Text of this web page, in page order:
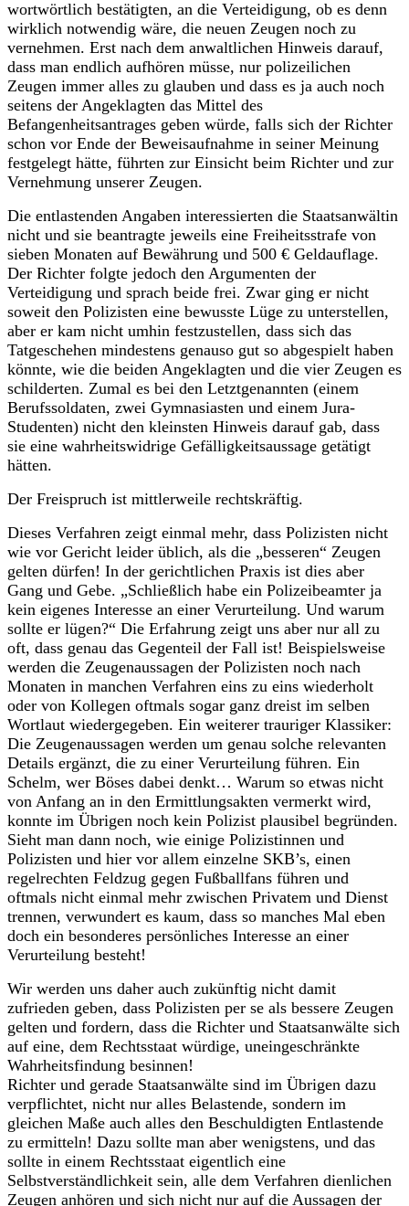
wortwörtlich bestätigten, an die Verteidigung, ob es denn
wirklich notwendig wäre, die neuen Zeugen noch zu
vernehmen. Erst nach dem anwaltlichen Hinweis darauf,
dass man endlich aufhören müsse, nur polizeilichen
Zeugen immer alles zu glauben und dass es ja auch noch
seitens der Angeklagten das Mittel des
Befangenheitsantrages geben würde, falls sich der Richter
schon vor Ende der Beweisaufnahme in seiner Meinung
festgelegt hätte, führten zur Einsicht beim Richter und zur
Vernehmung unserer Zeugen.
Die entlastenden Angaben interessierten die Staatsanwältin
nicht und sie beantragte jeweils eine Freiheitsstrafe von
sieben Monaten auf Bewährung und 500 € Geldauflage.
Der Richter folgte jedoch den Argumenten der
Verteidigung und sprach beide frei. Zwar ging er nicht
soweit den Polizisten eine bewusste Lüge zu unterstellen,
aber er kam nicht umhin festzustellen, dass sich das
Tatgeschehen mindestens genauso gut so abgespielt haben
könnte, wie die beiden Angeklagten und die vier Zeugen es
schilderten. Zumal es bei den Letztgenannten (einem
Berufssoldaten, zwei Gymnasiasten und einem Jura-
Studenten) nicht den kleinsten Hinweis darauf gab, dass
sie eine wahrheitswidrige Gefälligkeitsaussage getätigt
hätten.
Der Freispruch ist mittlerweile rechtskräftig.
Dieses Verfahren zeigt einmal mehr, dass Polizisten nicht
wie vor Gericht leider üblich, als die „besseren“ Zeugen
gelten dürfen! In der gerichtlichen Praxis ist dies aber
Gang und Gebe. „Schließlich habe ein Polizeibeamter ja
kein eigenes Interesse an einer Verurteilung. Und warum
sollte er lügen?“ Die Erfahrung zeigt uns aber nur all zu
oft, dass genau das Gegenteil der Fall ist! Beispielsweise
werden die Zeugenaussagen der Polizisten noch nach
Monaten in manchen Verfahren eins zu eins wiederholt
oder von Kollegen oftmals sogar ganz dreist im selben
Wortlaut wiedergegeben. Ein weiterer trauriger Klassiker:
Die Zeugenaussagen werden um genau solche relevanten
Details ergänzt, die zu einer Verurteilung führen. Ein
Schelm, wer Böses dabei denkt… Warum so etwas nicht
von Anfang an in den Ermittlungsakten vermerkt wird,
konnte im Übrigen noch kein Polizist plausibel begründen.
Sieht man dann noch, wie einige Polizistinnen und
Polizisten und hier vor allem einzelne SKB’s, einen
regelrechten Feldzug gegen Fußballfans führen und
oftmals nicht einmal mehr zwischen Privatem und Dienst
trennen, verwundert es kaum, dass so manches Mal eben
doch ein besonderes persönliches Interesse an einer
Verurteilung besteht!
Wir werden uns daher auch zukünftig nicht damit
zufrieden geben, dass Polizisten per se als bessere Zeugen
gelten und fordern, dass die Richter und Staatsanwälte sich
auf eine, dem Rechtsstaat würdige, uneingeschränkte
Wahrheitsfindung besinnen!
Richter und gerade Staatsanwälte sind im Übrigen dazu
verpflichtet, nicht nur alles Belastende, sondern im
gleichen Maße auch alles den Beschuldigten Entlastende
zu ermitteln! Dazu sollte man aber wenigstens, und das
sollte in einem Rechtsstaat eigentlich eine
Selbstverständlichkeit sein, alle dem Verfahren dienlichen
Zeugen anhören und sich nicht nur auf die Aussagen der